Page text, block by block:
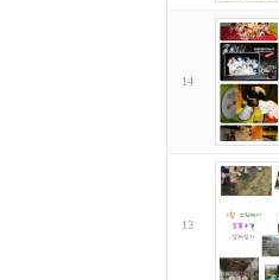
14
13